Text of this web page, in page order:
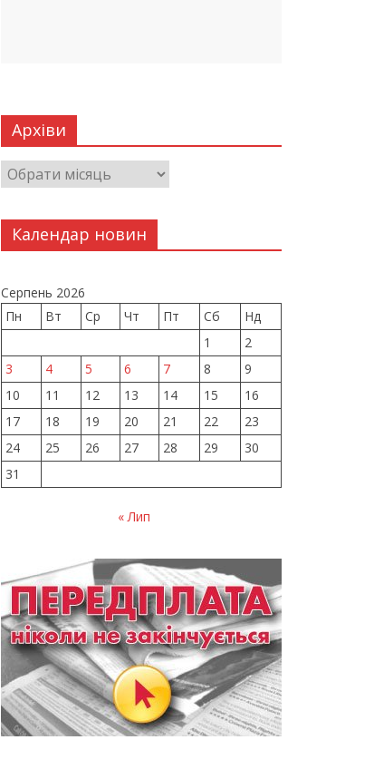
Архіви
Календар новин
Серпень 2026
Пн
Вт Ср Чт Пт Сб
Нд
1
2
3
4 5 6 7 8
9
10
11 12 13 14 15
16
17
18 19 20 21 22
23
24
25 26 27 28 29
30
31
« Лип